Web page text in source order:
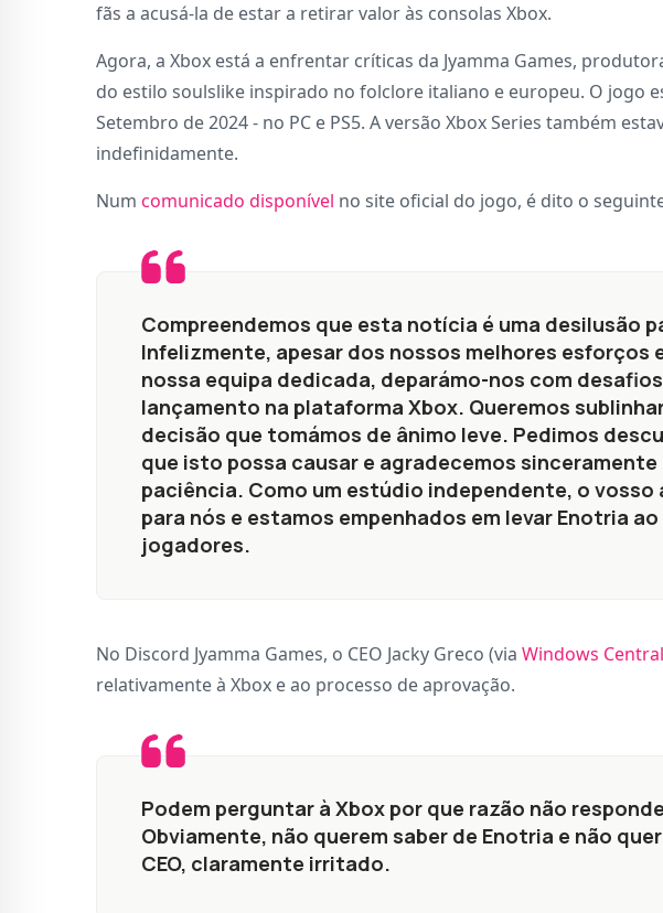
fãs a acusá-la de estar a retirar valor às consolas Xbox.
Agora, a Xbox está a enfrentar críticas da Jyamma Games,
do estilo soulslike inspirado no folclore italiano e europeu. O jogo
Setembro de 2024 - no PC e PS5. A versão Xbox Series também
indefinidamente.
Num comunicado disponível no site oficial do jogo, é dito o
Compreendemos que esta notícia é uma desilusão
Infelizmente, apesar dos nossos melhores esforços
nossa equipa dedicada, deparámo-nos com
lançamento na plataforma Xbox. Queremos
decisão que tomámos de ânimo leve. Pedimos
que isto possa causar e agradecemos sinceramente
paciência. Como um estúdio independente, o
para nós e estamos empenhados em levar Enotria
jogadores.
No Discord Jyamma Games, o CEO Jacky Greco (via Windows Central
relativamente à Xbox e ao processo de aprovação.
Podem perguntar à Xbox por que razão não
Obviamente, não querem saber de Enotria e não
CEO, claramente irritado.